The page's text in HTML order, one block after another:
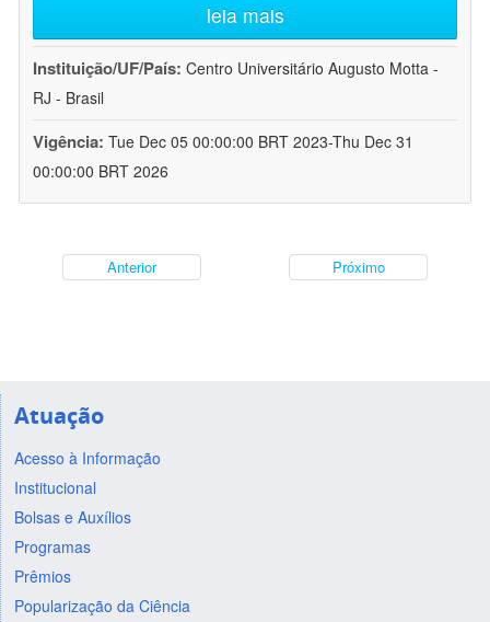
leia mais
Instituição/UF/País: Centro Universitário Augusto Motta -
RJ - Brasil
Vigência: Tue Dec 05 00:00:00 BRT 2023-Thu Dec 31
00:00:00 BRT 2026
Anterior Próximo
Atuação
Acesso à Informação
Institucional
Bolsas e Auxílios
Programas
Prêmios
Popularização da Ciência